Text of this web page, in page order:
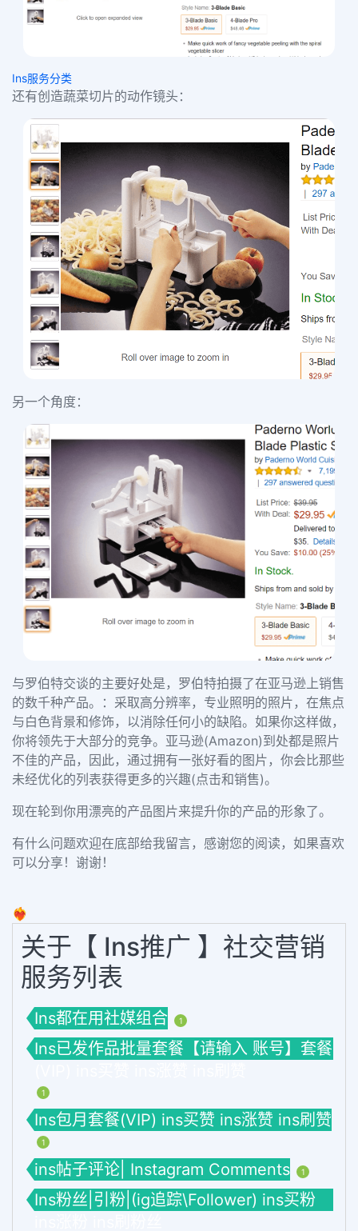
Ins服务分类
还有创造蔬菜切片的动作镜头：
另一个角度：
与罗伯特交谈的主要好处是，罗伯特拍摄了在亚马逊上销售
的数千种产品。
：采取高分辨率，专业照明的照片，在焦点
与白色背景和修饰，以消除任何小的缺陷。如果你这样做，
你将领先于大部分的竞争。 亚马逊(Amazon)到处都是照片
不佳的产品，因此，通过拥有一张好看的图片，你会比那些
未经优化的列表获得更多的兴趣(点击和销售)。
现在轮到你用漂亮的产品图片来提升你的产品的形象了。
有什么问题欢迎在底部给我留言，感谢您的阅读，如果喜欢
可以分享！谢谢！
❤️‍🔥
关于【 Ins推广 】社交营销
服务列表
Ins都在用社媒组合 1
Ins已发作品批量套餐【请输入 账号】套餐
1
Ins包月套餐(VIP) ins买赞 ins涨赞 ins刷赞
1
ins帖子评论| Instagram Comments 1
Ins粉丝|引粉|(ig追踪\Follower) ins买粉